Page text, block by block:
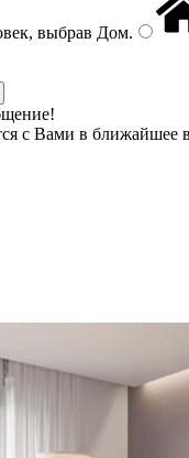
выбрав Дом.
с Вами в ближайшее